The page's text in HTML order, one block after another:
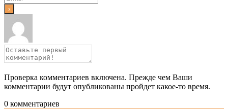
Проверка комментариев включена. Прежде чем Ваши
комментарии будут опубликованы пройдет какое-то время.
0 комментариев